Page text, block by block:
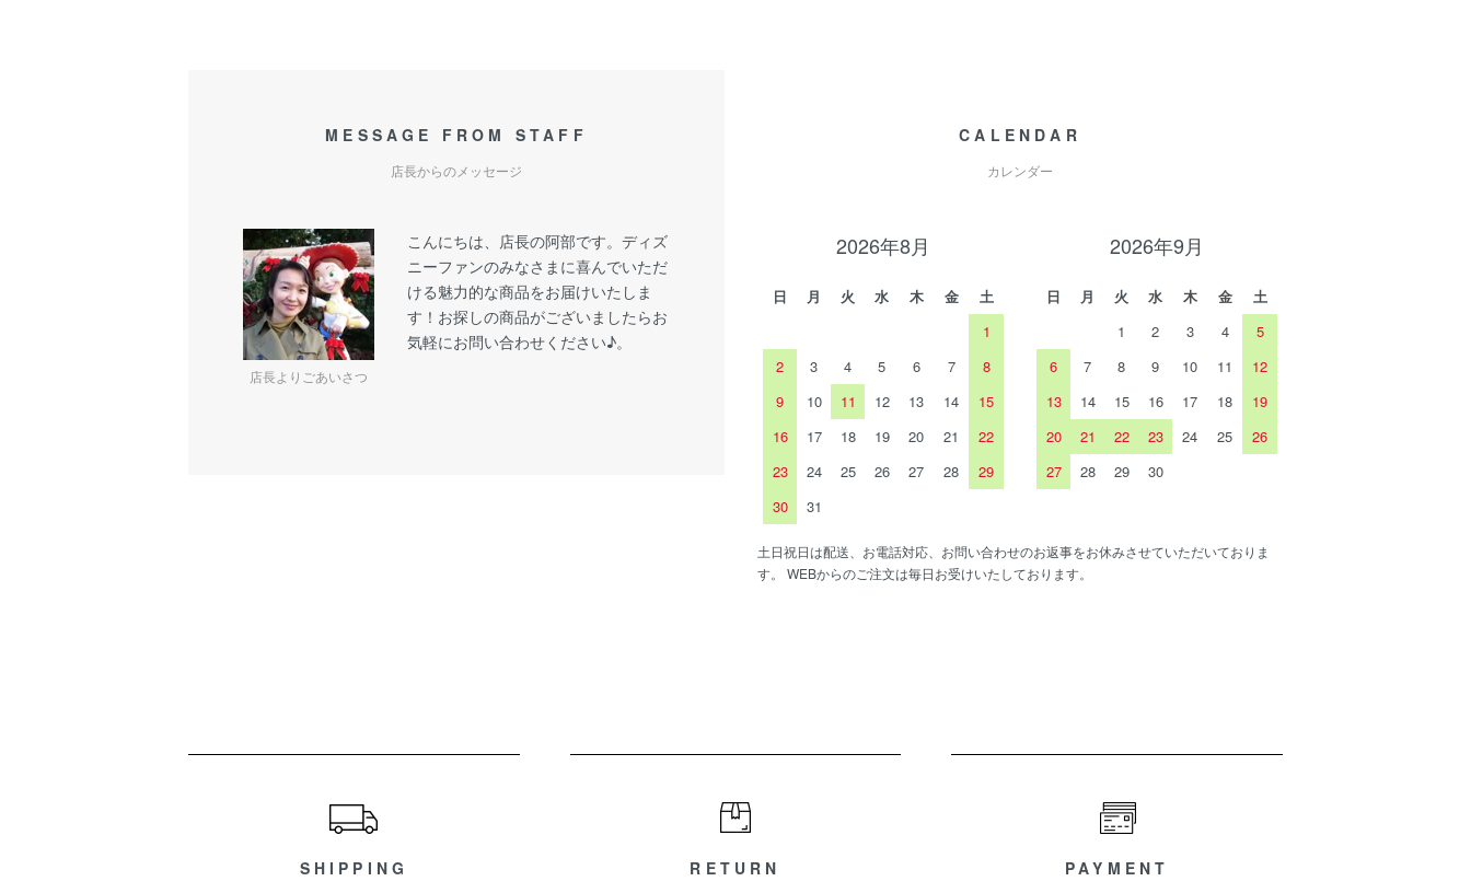
MESSAGE FROM STAFF
店長からのメッセージ
店長よりごあいさつ
こんにちは、店長の阿部です。ディズ
ニーファンのみなさまに喜んでいただ
ける魅力的な商品をお届けいたしま
す！お探しの商品がございましたらお
気軽にお問い合わせください♪。
CALENDAR
カレンダー
2026年8月
日 月 火 水 木 金
土
1
2
3 4 5 6 7
8
9
10 11 12 13 14
15
16
17 18 19 20 21
22
23
24 25 26 27 28
29
30
31
2026年9月
日 月 火 水 木 金
土
1
2 3 4
5
6
7 8 9 10 11
12
13
14 15 16 17 18
19
20
21 22 23 24 25
26
27
28 29 30
土日祝日は配送、お電話対応、お問い合わせのお返事をお休みさせていただいておりま
す。 WEBからのご注文は毎日お受けいたしております。
SHIPPING RETURN PAYMENT